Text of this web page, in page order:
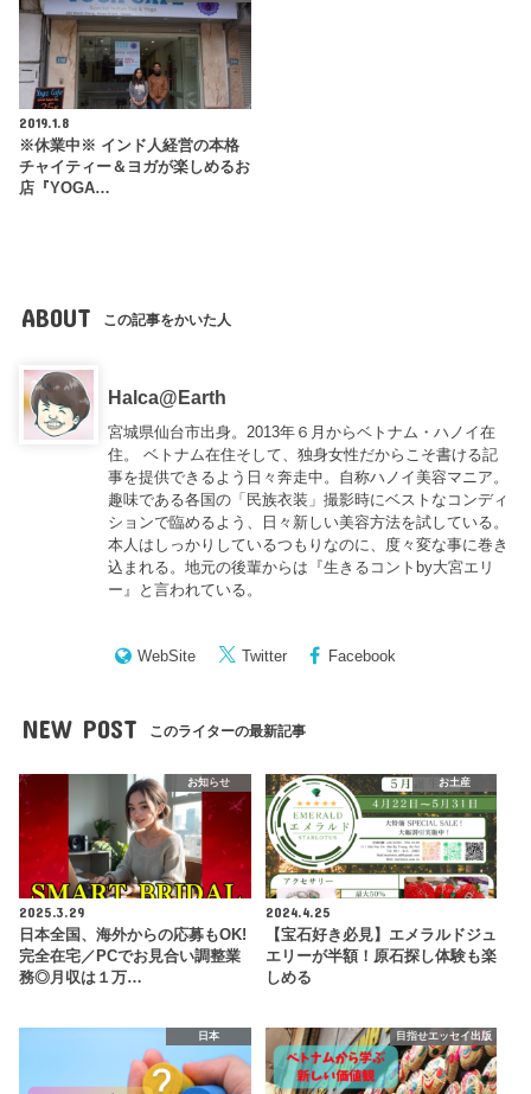
2019.1.8
※休業中※ インド人経営の本格
チャイティー＆ヨガが楽しめるお
店『YOGA…
ABOUT この記事をかいた人
Halca@Earth
宮城県仙台市出身。2013年６月からベトナム・ハノイ在
住。 ベトナム在住そして、独身女性だからこそ書ける記
事を提供できるよう日々奔走中。自称ハノイ美容マニア。
趣味である各国の「民族衣装」撮影時にベストなコンディ
ションで臨めるよう、日々新しい美容方法を試している。
本人はしっかりしているつもりなのに、度々変な事に巻き
込まれる。地元の後輩からは『生きるコントby大宮エリ
ー』と言われている。
WebSite Twitter Facebook
NEW POST このライターの最新記事
お知らせ
2025.3.29
日本全国、海外からの応募もOK!
完全在宅／PCでお見合い調整業
務◎月収は１万…
お土産
2024.4.25
【宝石好き必見】エメラルドジュ
エリーが半額！原石探し体験も楽
しめる
日本 目指せエッセイ出版